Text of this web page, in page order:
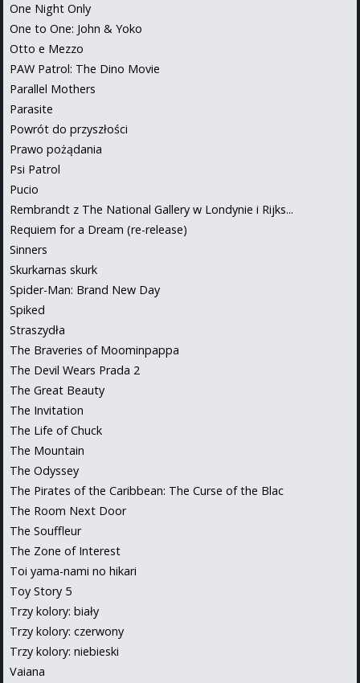
One Night Only
One to One: John & Yoko
Otto e Mezzo
PAW Patrol: The Dino Movie
Parallel Mothers
Parasite
Powrót do przyszłości
Prawo pożądania
Psi Patrol
Pucio
Rembrandt z The National Gallery w Londynie i Rijks...
Requiem for a Dream (re-release)
Sinners
Skurkarnas skurk
Spider-Man: Brand New Day
Spiked
Straszydła
The Braveries of Moominpappa
The Devil Wears Prada 2
The Great Beauty
The Invitation
The Life of Chuck
The Mountain
The Odyssey
The Pirates of the Caribbean: The Curse of the Blac
The Room Next Door
The Souffleur
The Zone of Interest
Toi yama-nami no hikari
Toy Story 5
Trzy kolory: biały
Trzy kolory: czerwony
Trzy kolory: niebieski
Vaiana